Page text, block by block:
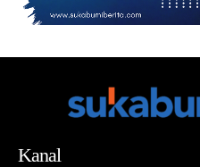
Kanal